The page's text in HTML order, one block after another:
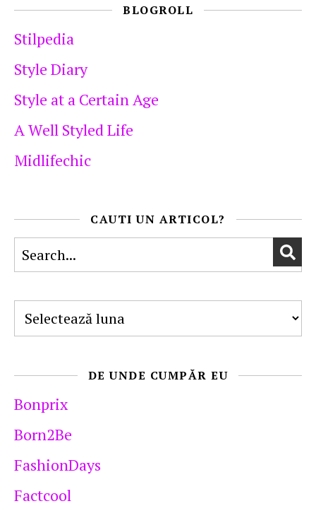
BLOGROLL
Stilpedia
Style Diary
Style at a Certain Age
A Well Styled Life
Midlifechic
CAUTI UN ARTICOL?
Arhive
DE UNDE CUMPĂR EU
Bonprix
Born2Be
FashionDays
Factcool